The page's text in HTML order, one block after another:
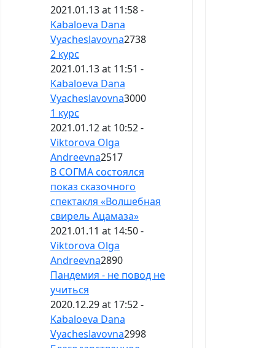
2021.01.13 at 11:58 -
Kabaloeva Dana
Vyacheslavovna2738
2 курс
2021.01.13 at 11:51 -
Kabaloeva Dana
Vyacheslavovna3000
1 курс
2021.01.12 at 10:52 -
Viktorova Olga
Andreevna2517
В СОГМА состоялся
показ сказочного
спектакля «Волшебная
свирель Ацамаза»
2021.01.11 at 14:50 -
Viktorova Olga
Andreevna2890
Пандемия - не повод не
учиться
2020.12.29 at 17:52 -
Kabaloeva Dana
Vyacheslavovna2998